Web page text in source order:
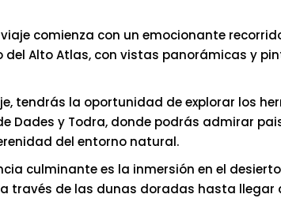
comienza con un emocionante
Alto Atlas, con vistas panorámicas y
tendrás la oportunidad de explorar los
Dades y Todra, donde podrás admirar
del entorno natural.
culminante es la inmersión en el
través de las dunas doradas hasta llegar